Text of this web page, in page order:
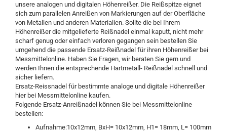
unsere analogen und digitalen Höhenreißer. Die Reißspitze eignet
sich zum parallelen Anreißen von Markierungen auf der Oberfläche
von Metallen und anderen Materialien. Sollte die bei Ihrem
Höhenreißer die mitgelieferte Reißnadel einmal kaputt, nicht mehr
scharf genug oder einfach verloren gegangen sein bestellen Sie
umgehend die passende Ersatz-Reißnadel für ihren Höhenreißer bei
Messmittelonline. Haben Sie Fragen, wir beraten Sie gern und
werden Ihnen die entsprechende Hartmetall- Reißnadel schnell und
sicher liefern.
Ersatz-Reissnadel für bestimmte analoge und digitale Höhenreißer
hier bei Messmittelonline kaufen.
Folgende Ersatz-Anreißnadel können Sie bei Messmittelonline
bestellen:
Aufnahme:10x12mm, BxH= 10x12mm, H1= 18mm, L= 100mm